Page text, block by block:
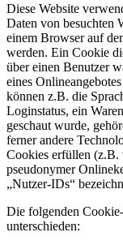
Diese Website
Daten von besuchten
einem Browser auf
werden. Ein Cookie
über einen Benutzer
eines
können z.B. die
Loginstatus, ein
geschaut wurde,
ferner andere
Cookies erfüllen (z.B.
pseudonymer
„Nutzer-IDs“
Die folgenden
unterschieden: